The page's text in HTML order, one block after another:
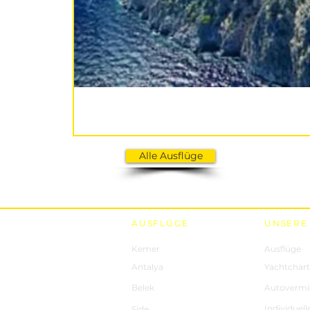
Alle Ausflüge
AUSFLÜGE
Kemer
Antalya
Belek
Ausflüge